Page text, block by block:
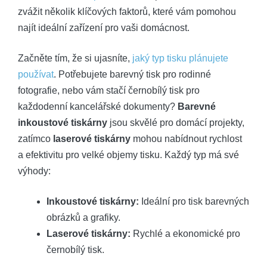
zvážit několik klíčových faktorů, které vám pomohou
najít ideální zařízení pro vaši domácnost.
Začněte tím, že si ujasníte, jaký typ tisku plánujete
používat. Potřebujete barevný tisk pro rodinné
fotografie, nebo vám stačí černobílý tisk pro
každodenní kancelářské dokumenty? Barevné
inkoustové tiskárny jsou skvělé pro domácí projekty,
zatímco laserové tiskárny mohou nabídnout rychlost
a efektivitu pro velké objemy tisku. Každý typ má své
výhody:
Inkoustové tiskárny: Ideální pro tisk barevných
obrázků a grafiky.
Laserové tiskárny: Rychlé a ekonomické pro
černobílý tisk.